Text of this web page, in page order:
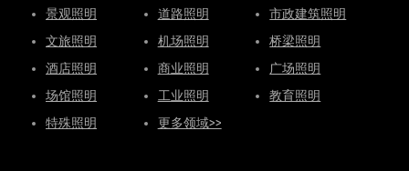
景观照明 道路照明
市政建筑照明
文旅照明
机场照明
桥梁照明
酒店照明
商业照明
广场照明
场馆照明
工业照明
教育照明
特殊照明
更多领域>>